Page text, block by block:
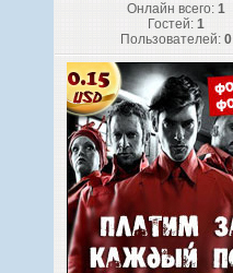
Онлайн всего: 1
Гостей: 1
Пользователей: 0